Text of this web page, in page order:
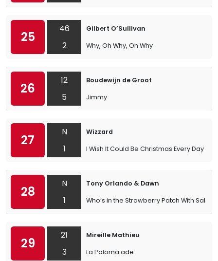
25
46
2
Gilbert O’Sullivan
Why, Oh Why, Oh Why
26
12
5
Boudewijn de Groot
Jimmy
27
N
1
Wizzard
I Wish It Could Be Christmas Every Day
28
N
1
Tony Orlando & Dawn
Who’s in the Strawberry Patch With Sally
29
21
3
Mireille Mathieu
La Paloma ade